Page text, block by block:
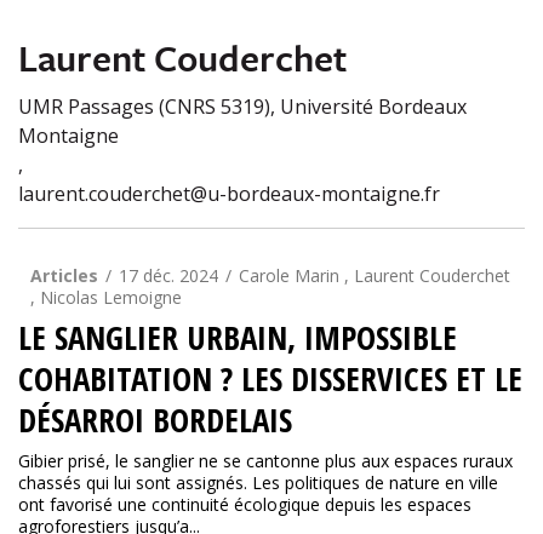
Laurent Couderchet
UMR Passages (CNRS 5319), Université Bordeaux
Montaigne
,
laurent.couderchet@u-bordeaux-montaigne.fr
Articles 17 déc. 2024
Carole Marin , Laurent Couderchet
, Nicolas Lemoigne
LE SANGLIER URBAIN, IMPOSSIBLE
COHABITATION ? LES DISSERVICES ET LE
DÉSARROI BORDELAIS
Gibier prisé, le sanglier ne se cantonne plus aux espaces ruraux
chassés qui lui sont assignés. Les politiques de nature en ville
ont favorisé une continuité écologique depuis les espaces
agroforestiers jusqu’a...